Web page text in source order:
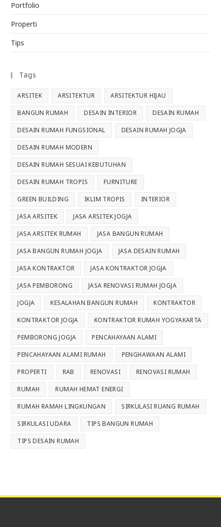
Portfolio
Properti
Tips
Tags
ARSITEK ARSITEKTUR ARSITEKTUR HIJAU
BANGUN RUMAH DESAIN INTERIOR DESAIN RUMAH
DESAIN RUMAH FUNGSIONAL DESAIN RUMAH JOGJA
DESAIN RUMAH MODERN
DESAIN RUMAH SESUAI KEBUTUHAN
DESAIN RUMAH TROPIS FURNITURE
GREEN BUILDING IKLIM TROPIS INTERIOR
JASA ARSITEK JASA ARSITEK JOGJA
JASA ARSITEK RUMAH JASA BANGUN RUMAH
JASA BANGUN RUMAH JOGJA JASA DESAIN RUMAH
JASA KONTRAKTOR JASA KONTRAKTOR JOGJA
JASA PEMBORONG JASA RENOVASI RUMAH JOGJA
JOGJA KESALAHAN BANGUN RUMAH KONTRAKTOR
KONTRAKTOR JOGJA KONTRAKTOR RUMAH YOGYAKARTA
PEMBORONG JOGJA PENCAHAYAAN ALAMI
PENCAHAYAAN ALAMI RUMAH PENGHAWAAN ALAMI
PROPERTI RAB RENOVASI RENOVASI RUMAH
RUMAH RUMAH HEMAT ENERGI
RUMAH RAMAH LINGKUNGAN SIRKULASI RUANG RUMAH
SIRKULASI UDARA TIPS BANGUN RUMAH
TIPS DESAIN RUMAH